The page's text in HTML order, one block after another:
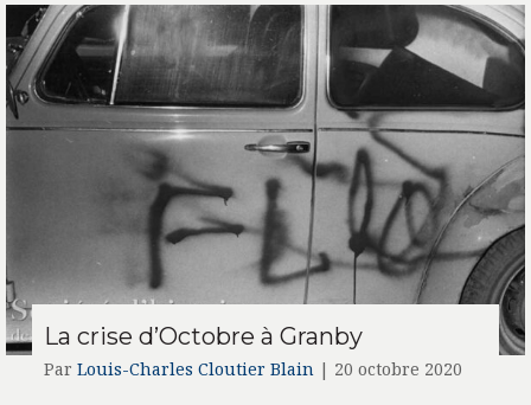
La crise d’Octobre à Granby
Par Louis-Charles Cloutier Blain | 20 octobre 2020